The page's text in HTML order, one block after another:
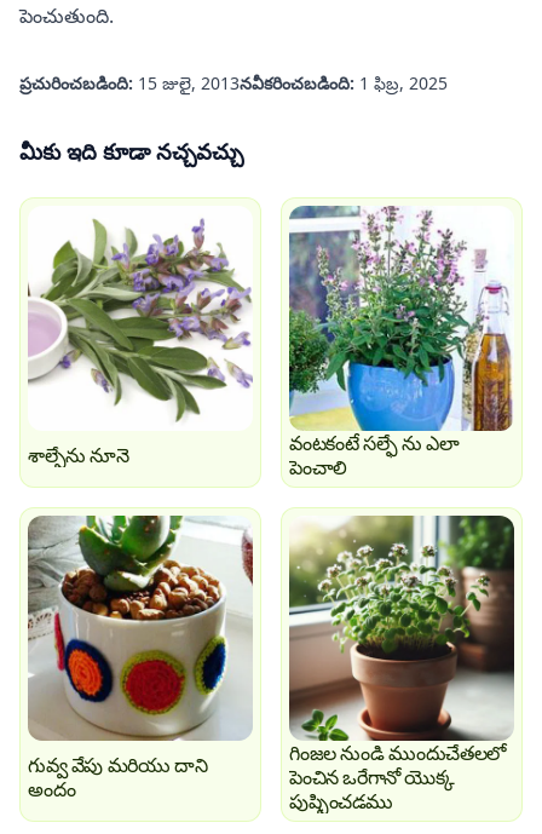
పెంచుతుంది.
ప్రచురించబడింది: 15 జులై, 2013నవీకరించబడింది: 1 ఫిబ్ర, 2025
మీకు ఇది కూడా నచ్చవచ్చు
శాల్ఫేను నూనె
వంటకంటే సల్ఫే ను ఎలా
పెంచాలి
గువ్వ వేపు మరియు దాని
అందం
గింజల నుండి ముందుచేతలలో
పెంచిన ఒరేగానో యొక్క
పుష్పించడము